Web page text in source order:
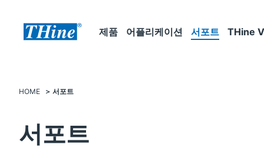
제품 어플리케이션 서포트 THine
HOME 서포트
서포트